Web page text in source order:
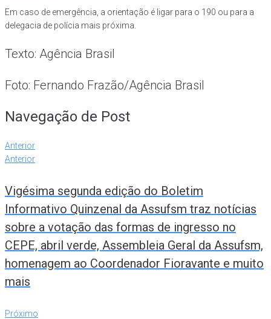
Em caso de emergência, a orientação é ligar para o 190 ou para a
delegacia de polícia mais próxima.
Texto: Agência Brasil
Foto: Fernando Frazão/Agência Brasil
Navegação de Post
Anterior
Anterior
Vigésima segunda edição do Boletim
Informativo Quinzenal da Assufsm traz notícias
sobre a votação das formas de ingresso no
CEPE, abril verde, Assembleia Geral da Assufsm,
homenagem ao Coordenador Fioravante e muito
mais
Próximo